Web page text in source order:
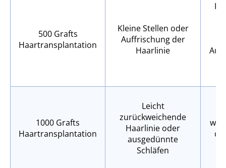
500 Grafts
Haartransplantation
Kleine Stellen oder
Auffrischung der
Haarlinie
1000 Grafts
Haartransplantation
Leicht
zurückweichende
Haarlinie oder
ausgedünnte
Schläfen